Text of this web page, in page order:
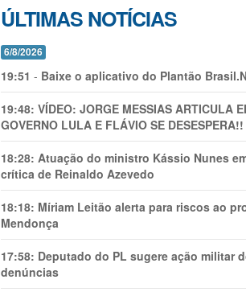
ÚLTIMAS NOTÍCIAS
6/8/2026
19:51 - Baixe o aplicativo do Plantão
19:48: VÍDEO: JORGE MESSIAS ARTICULA
GOVERNO LULA E FLÁVIO SE DESESPERA!!
18:28: Atuação do ministro Kássio Nunes
crítica de Reinaldo Azevedo
18:18: Míriam Leitão alerta para riscos ao
Mendonça
17:58: Deputado do PL sugere ação militar
denúncias